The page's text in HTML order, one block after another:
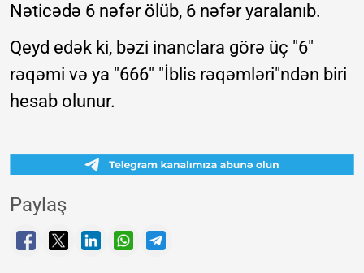
Nəticədə 6 nəfər ölüb, 6 nəfər yaralanıb.
Qeyd edək ki, bəzi inanclara görə üç "6"
rəqəmi və ya "666" "İblis rəqəmləri"ndən biri
hesab olunur.
Paylaş